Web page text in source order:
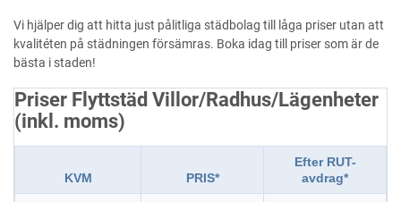
Vi hjälper dig att hitta just pålitliga städbolag till låga priser utan att
kvalitéten på städningen försämras. Boka idag till priser som är de
bästa i staden!
Priser Flyttstäd Villor/Radhus/Lägenheter
(inkl. moms)
KVM PRIS*
Efter RUT-
avdrag*